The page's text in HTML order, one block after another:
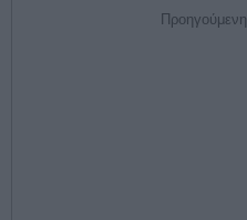
Προηγούμενη